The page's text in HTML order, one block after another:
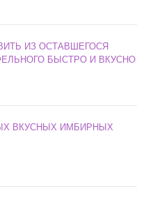
ИЗ ОСТАВШЕГОСЯ
БЫСТРО И ВКУСНО
ВКУСНЫХ ИМБИРНЫХ